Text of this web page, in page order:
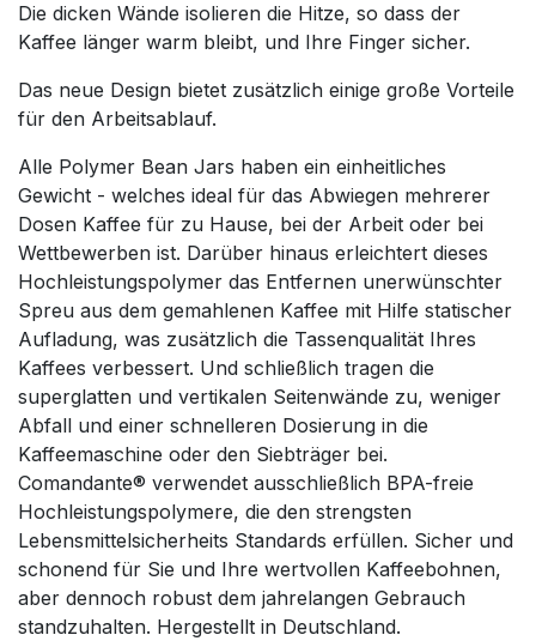
Die dicken Wände isolieren die Hitze, so dass der
Kaffee länger warm bleibt, und Ihre Finger sicher.
Das neue Design bietet zusätzlich einige große Vorteile
für den Arbeitsablauf.
Alle Polymer Bean Jars haben ein einheitliches
Gewicht - welches ideal für das Abwiegen mehrerer
Dosen Kaffee für zu Hause, bei der Arbeit oder bei
Wettbewerben ist. Darüber hinaus erleichtert dieses
Hochleistungspolymer das Entfernen unerwünschter
Spreu aus dem gemahlenen Kaffee mit Hilfe statischer
Aufladung, was zusätzlich die Tassenqualität Ihres
Kaffees verbessert. Und schließlich tragen die
superglatten und vertikalen Seitenwände zu, weniger
Abfall und einer schnelleren Dosierung in die
Kaffeemaschine oder den Siebträger bei.
Comandante® verwendet ausschließlich BPA-freie
Hochleistungspolymere, die den strengsten
Lebensmittelsicherheits Standards erfüllen. Sicher und
schonend für Sie und Ihre wertvollen Kaffeebohnen,
aber dennoch robust dem jahrelangen Gebrauch
standzuhalten. Hergestellt in Deutschland.